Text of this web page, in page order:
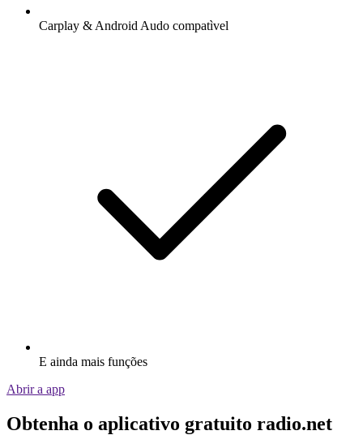
Carplay & Android Audo compatìvel
E ainda mais funções
Abrir a app
Obtenha o aplicativo gratuito radio.net